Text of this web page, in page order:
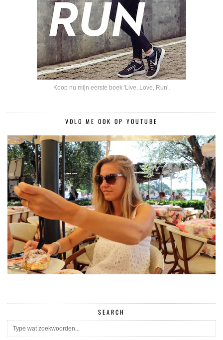
Koop nu mijn eerste boek 'Live, Love, Run'.
VOLG ME OOK OP YOUTUBE
SEARCH